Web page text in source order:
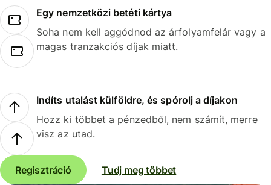
Egy nemzetközi betéti kártya
Soha nem kell aggódnod az árfolyamfelár vagy a
magas tranzakciós díjak miatt.
Indíts utalást külföldre, és spórolj a díjakon
Hozz ki többet a pénzedből, nem számít, merre
visz az utad.
Regisztráció Tudj meg többet